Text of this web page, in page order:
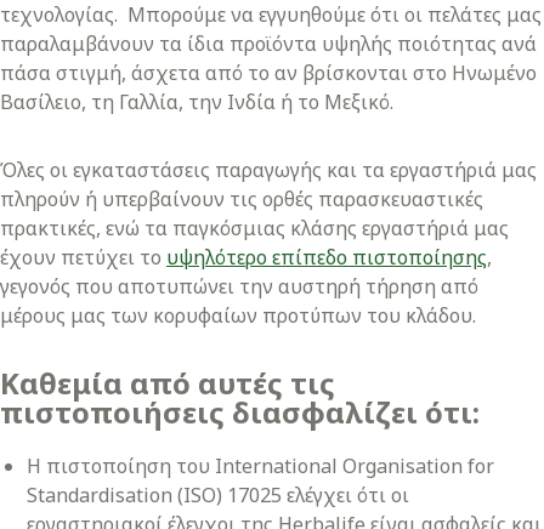
τεχνολογίας. Μπορούμε να εγγυηθούμε ότι οι πελάτες μας
παραλαμβάνουν τα ίδια προϊόντα υψηλής ποιότητας ανά
πάσα στιγμή, άσχετα από το αν βρίσκονται στο Ηνωμένο
Βασίλειο, τη Γαλλία, την Ινδία ή το Μεξικό.
Όλες οι εγκαταστάσεις παραγωγής και τα εργαστήριά μας
πληρούν ή υπερβαίνουν τις ορθές παρασκευαστικές
πρακτικές, ενώ τα παγκόσμιας κλάσης εργαστήριά μας
έχουν πετύχει το υψηλότερο επίπεδο πιστοποίησης,
γεγονός που αποτυπώνει την αυστηρή τήρηση από
μέρους μας των κορυφαίων προτύπων του κλάδου.
Καθεμία από αυτές τις
πιστοποιήσεις διασφαλίζει ότι:
Η πιστοποίηση του International Organisation for
Standardisation (ISO) 17025 ελέγχει ότι οι